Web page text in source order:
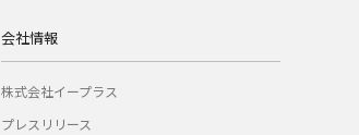
会社情報
株式会社イープラス
プレスリリース